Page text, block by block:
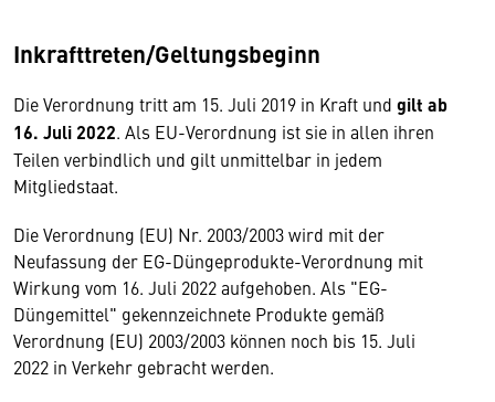
Inkrafttreten/Geltungsbeginn
Die Verordnung tritt am 15. Juli 2019 in Kraft und gilt ab
16. Juli 2022. Als EU-Verordnung ist sie in allen ihren
Teilen verbindlich und gilt unmittelbar in jedem
Mitgliedstaat.
Die Verordnung (EU) Nr. 2003/2003 wird mit der
Neufassung der EG-Düngeprodukte-Verordnung mit
Wirkung vom 16. Juli 2022 aufgehoben. Als "EG-
Düngemittel" gekennzeichnete Produkte gemäß
Verordnung (EU) 2003/2003 können noch bis 15. Juli
2022 in Verkehr gebracht werden.